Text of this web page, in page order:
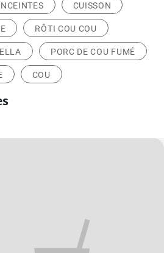
CUISSON
RÔTI COU COU
PORC DE COU FUMÉ
COU